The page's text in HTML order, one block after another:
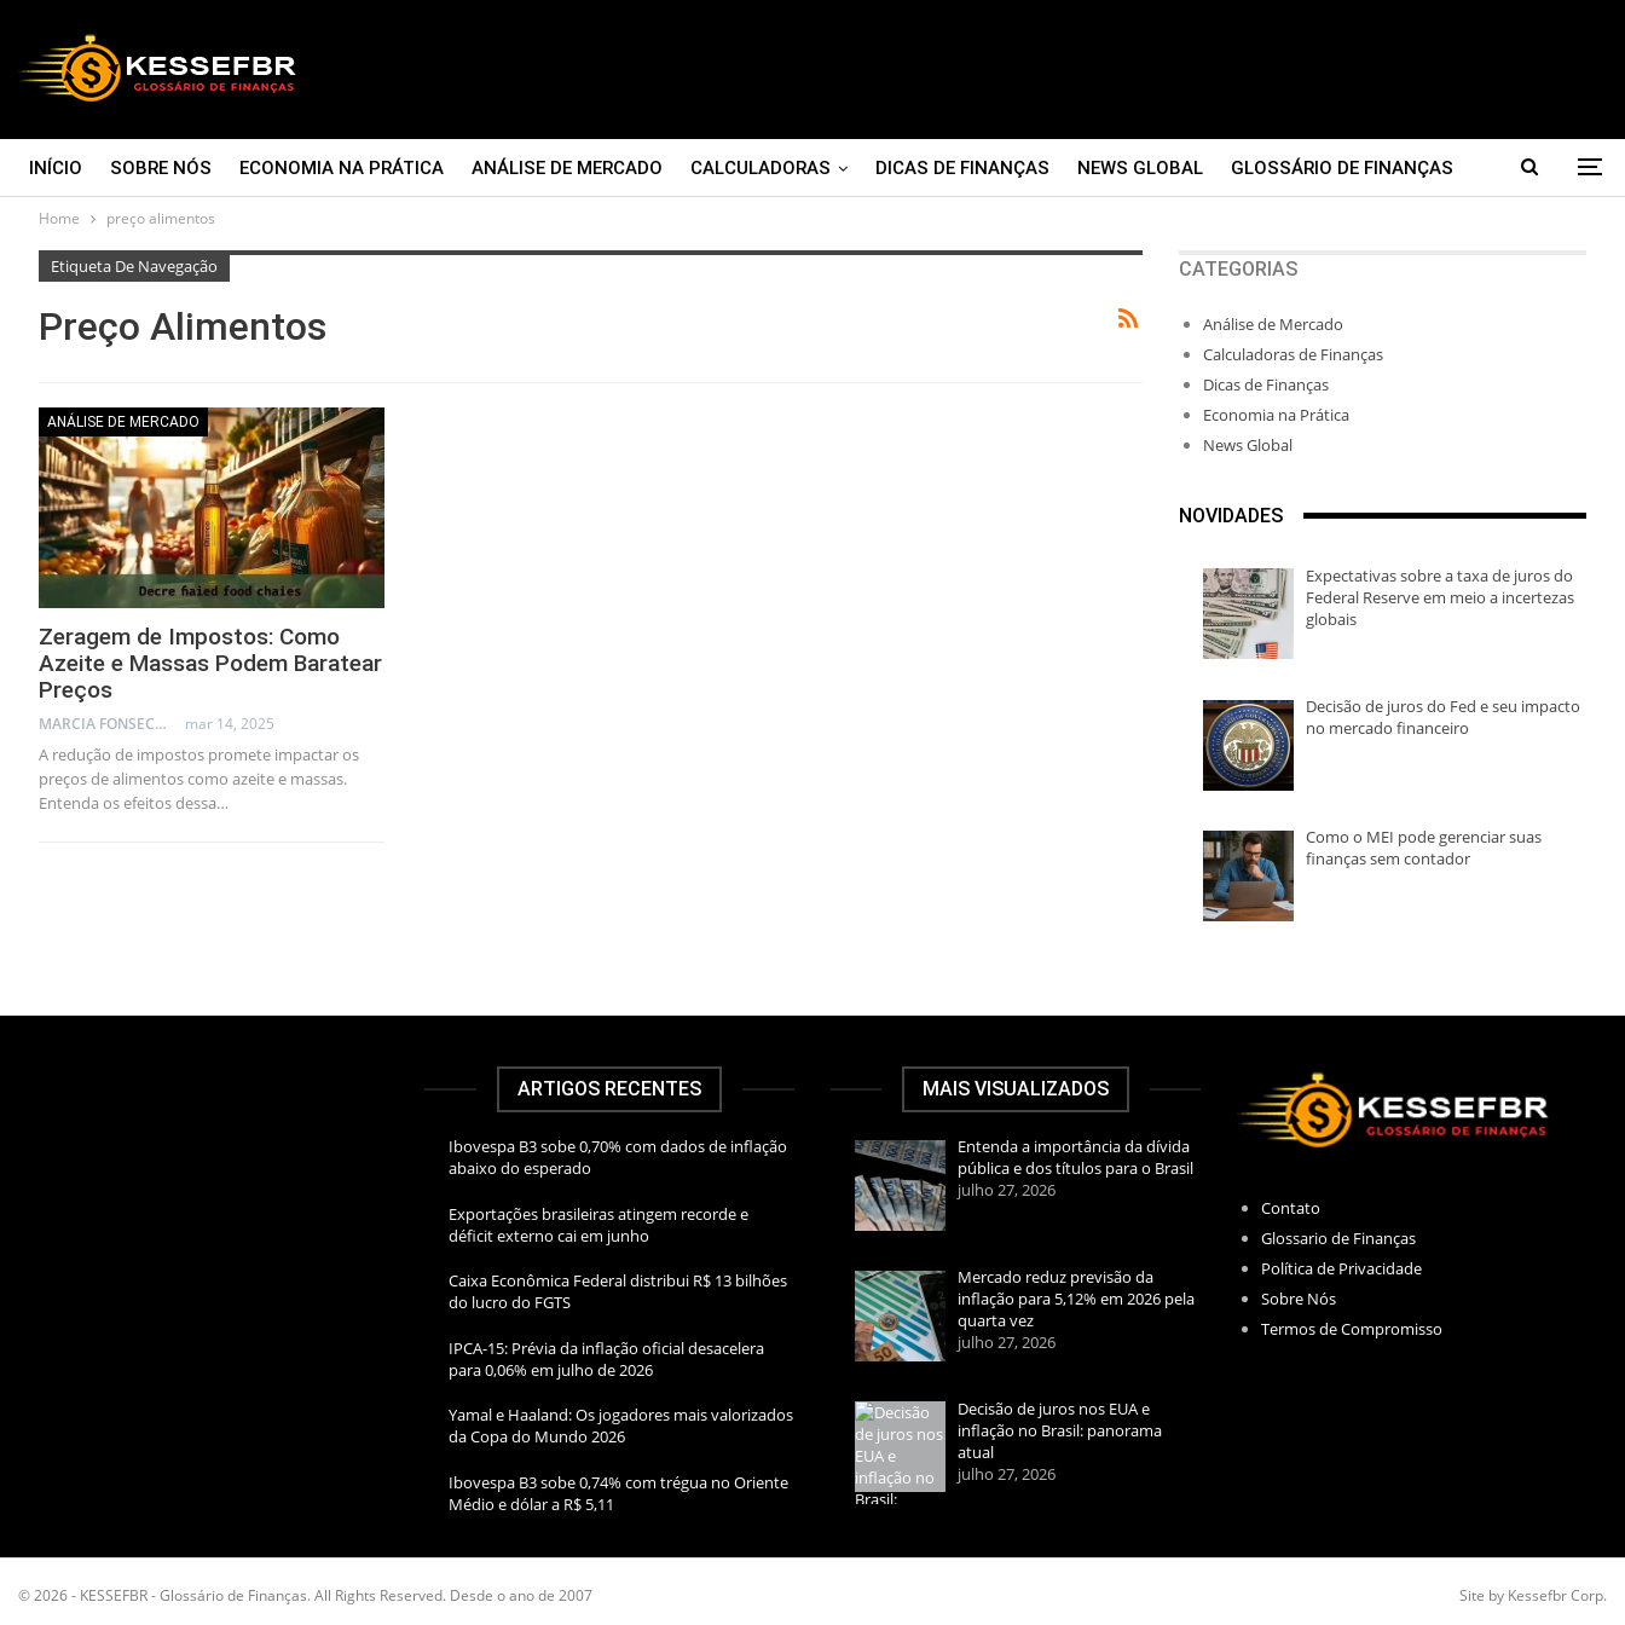
INÍCIO SOBRE NÓS ECONOMIA NA PRÁTICA ANÁLISE DE MERCADO CALCULADORAS DICAS DE FINANÇAS NEWS GLOBAL GLOSSÁRIO DE FINANÇAS
CONTATO
Home preço alimentos
Etiqueta De Navegação
Preço Alimentos
ANÁLISE DE MERCADO
Zeragem de Impostos: Como
Azeite e Massas Podem Baratear
Preços
MARCIA FONSECA - FINANCIAL CONSULTANT mar 14, 2025
A redução de impostos promete impactar os
preços de alimentos como azeite e massas.
Entenda os efeitos dessa…
CATEGORIAS
Análise de Mercado
Calculadoras de Finanças
Dicas de Finanças
Economia na Prática
News Global
NOVIDADES
Expectativas sobre a taxa de juros do
Federal Reserve em meio a incertezas
globais
Decisão de juros do Fed e seu impacto
no mercado financeiro
Como o MEI pode gerenciar suas
finanças sem contador
ARTIGOS RECENTES
Ibovespa B3 sobe 0,70% com dados de inflação
abaixo do esperado
Exportações brasileiras atingem recorde e
déficit externo cai em junho
Caixa Econômica Federal distribui R$ 13 bilhões
do lucro do FGTS
IPCA-15: Prévia da inflação oficial desacelera
para 0,06% em julho de 2026
Yamal e Haaland: Os jogadores mais valorizados
da Copa do Mundo 2026
Ibovespa B3 sobe 0,74% com trégua no Oriente
Médio e dólar a R$ 5,11
MAIS VISUALIZADOS
Entenda a importância da dívida
pública e dos títulos para o Brasil
julho 27, 2026
Mercado reduz previsão da
inflação para 5,12% em 2026 pela
quarta vez
julho 27, 2026
Decisão de juros nos EUA e
inflação no Brasil: panorama
atual
julho 27, 2026
Contato
Glossario de Finanças
Política de Privacidade
Sobre Nós
Termos de Compromisso
© 2026 - KESSEFBR - Glossário de Finanças. All Rights Reserved. Desde o ano de 2007 Site by Kessefbr Corp.